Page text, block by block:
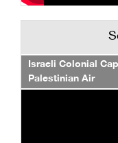
Israeli Colonial
Palestinian Air